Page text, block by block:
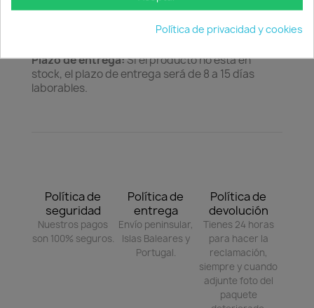
nos servirá para un par de semanas.
no entre tierra en el filtro.
Plazo de entrega:Si el producto no está en
stock, el plazo de entrega será de 8 a 15 días
laborables.
Política de
seguridad
Nuestros pagos
son 100% seguros.
Política de
entrega
Envío peninsular,
Islas Baleares y
Portugal.
Política de
devolución
Tienes 24 horas
para hacer la
reclamación,
siempre y cuando
adjunte foto del
paquete
Política de privacidad y cookies